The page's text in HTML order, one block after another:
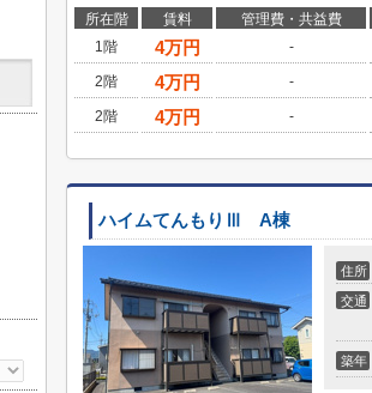
所在階 賃料 管理費・共益費
1階
4万円 -
2階
4万円 -
2階
4万円 -
ハイムてんもりⅢ A棟
住所
交通
築年